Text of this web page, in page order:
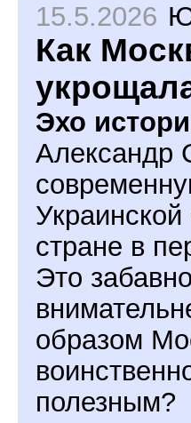
15.5.2026
Как
Эхо
Александр
стране в
Это
образом
полезным?